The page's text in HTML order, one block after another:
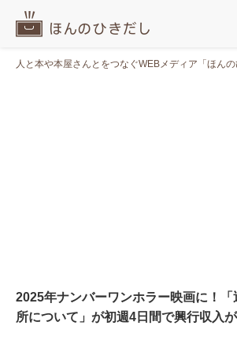
人と本や本屋さんとをつなぐWEBメディア「ほんの
2025年ナンバーワンホラー映画に！
所について」が初週4日間で興行収入